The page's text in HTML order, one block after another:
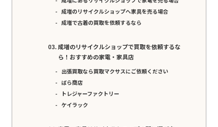
成増のリサイクルショップへ家具を売る場合
成増で古着の買取を依頼するなら
成増のリサイクルショップで買取を依頼するな
ら！おすすめの家電・家具店
出張買取なら買取マクサスにご依頼ください
ばら商店
トレジャーファクトリー
ケイラック